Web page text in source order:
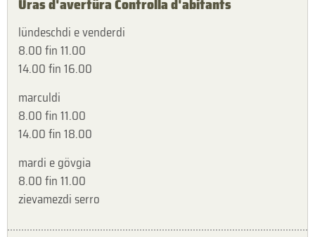
Uras d'avertüra Controlla d'abitants
lündeschdi e venderdi
8.00 fin 11.00
14.00 fin 16.00
marculdi
8.00 fin 11.00
14.00 fin 18.00
mardi e gövgia
8.00 fin 11.00
zievamezdi serro